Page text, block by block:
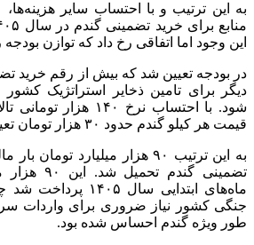
این وجود اما اتفاقی رخ داد که توازن
دیگر برای تامین ذخایر استراتژیک
شود. با احتساب نرخ ۱۴۰
قیمت هر کیلو گندم حدود ۳۰ هزار تومان تعیین شد.
به این ترتیب ۹۰ هزار میلیارد
تضمینی
ماه‌های ابتدایی سال
جنگی کشور نیاز ضروری برای واردات
طور ویژه گندم احساس شده بود.